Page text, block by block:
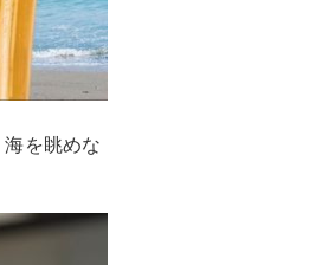
を眺めな